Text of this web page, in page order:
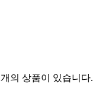
개의 상품이 있습니다.